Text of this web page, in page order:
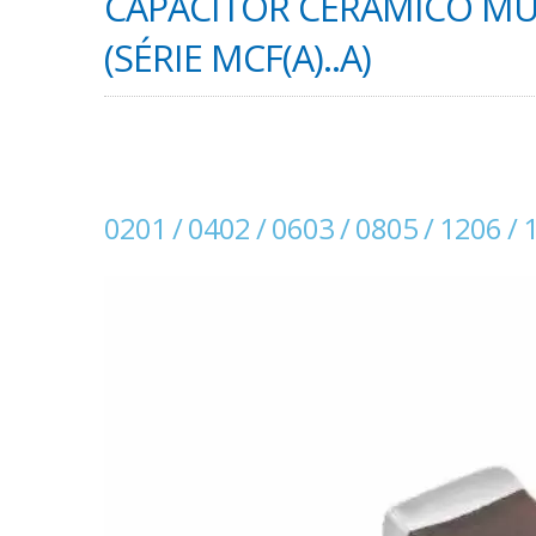
(SÉRIE MCF(A)..A)
0201 / 0402 / 0603 / 0805 / 1206 /